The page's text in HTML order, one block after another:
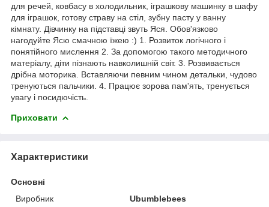
для речей, ковбасу в холодильник, іграшкову машинку в шафу
для іграшок, готову страву на стіл, зубну пасту у ванну
кімнату. Дівчинку на підставці звуть Яся. Обов'язково
нагодуйте Ясю смачною їжею :) 1. Розвиток логічного і
понятійного мислення 2. За допомогою такого методичного
матеріалу, діти пізнають навколишній світ. 3. Розвивається
дрібна моторика. Вставляючи певним чином детальки, чудово
тренуються пальчики. 4. Працює зорова пам'ять, тренується
увагу і посидючість.
Приховати
Характеристики
Основні
Виробник
Ubumblebees